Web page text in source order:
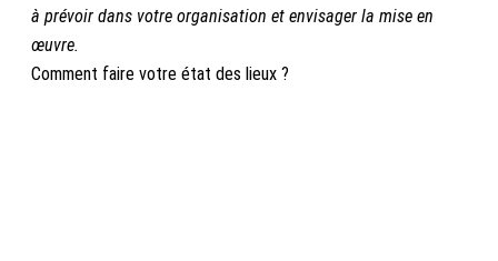
à prévoir dans votre organisation et envisager la mise en
œuvre.
Comment faire votre état des lieux ?